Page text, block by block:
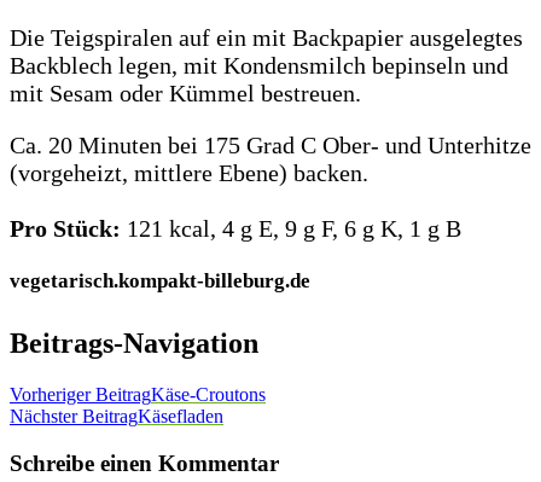
Die Teigspiralen auf ein mit Backpapier ausgelegtes
Backblech legen, mit Kondensmilch bepinseln und
mit Sesam oder Kümmel bestreuen.
Ca. 20 Minuten bei 175 Grad C Ober- und Unterhitze
(vorgeheizt, mittlere Ebene) backen.
Pro Stück: 121 kcal, 4 g E, 9 g F, 6 g K, 1 g B
vegetarisch.kompakt-billeburg.de
Beitrags-Navigation
Vorheriger BeitragKäse-Croutons
Nächster BeitragKäsefladen
Schreibe einen Kommentar